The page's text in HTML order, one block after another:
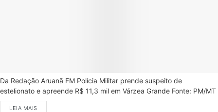
Da Redação Aruanã FM Polícia Militar prende suspeito de
estelionato e apreende R$ 11,3 mil em Várzea Grande Fonte: PM/MT
LEIA MAIS